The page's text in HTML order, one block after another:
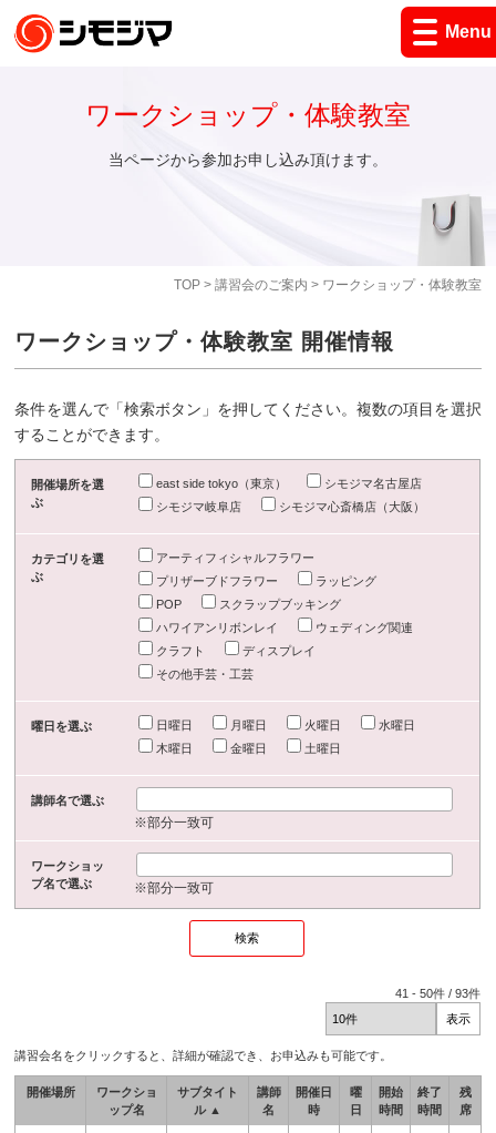
Menu
TOP> 講習会のご案内 > ワークショップ・体験教室
ワークショップ・体験教室
当ページから参加お申し込み頂けます。
ワークショップ・体験教室 開催情報
条件を選んで「検索ボタン」を押してください。複数の項目を選択
することができます。
開催場所を選
ぶ
east side tokyo（東京）
シモジマ名古屋店
シモジマ岐阜店
シモジマ心斎橋店（大阪）
カテゴリを選
ぶ
アーティフィシャルフラワー
プリザーブドフラワー
ラッピング
POP
スクラップブッキング
ハワイアンリボンレイ
ウェディング関連
クラフト
ディスプレイ
その他手芸・工芸
曜日を選ぶ 日曜日 月曜日 火曜日
水曜日
木曜日
金曜日 土曜日
講師名で選ぶ
※部分一致可
ワークショッ
プ名で選ぶ
※部分一致可
41 -50件 /93件
講習会名をクリックすると、詳細が確認でき、お申込みも可能です。
開催場所
ワークショ
ップ名
サブタイト
ル ▲
講師
名
開催日
時
曜
日
開始
時間
終了
時間
残
席